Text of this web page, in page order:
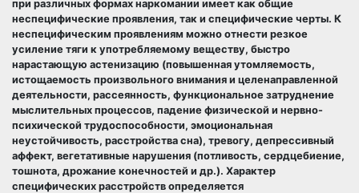
при различных формах наркомании имеет как общие
неспецифические проявления, так и специфические черты. К
неспецифическим проявлениям можно отнести резкое
усиление тяги к употребляемому веществу, быстро
нарастающую астенизацию (повышенная утомляемость,
истощаемость произвольного внимания и целенаправленной
деятельности, рассеянность, функциональное затруднение
мыслительных процессов, падение физической и нервно-
психической трудоспособности, эмоциональная
неустойчивость, расстройства сна), тревогу, депрессивный
аффект, вегетативные нарушения (потливость, сердцебиение,
тошнота, дрожание конечностей и др.). Характер
специфических расстройств определяется